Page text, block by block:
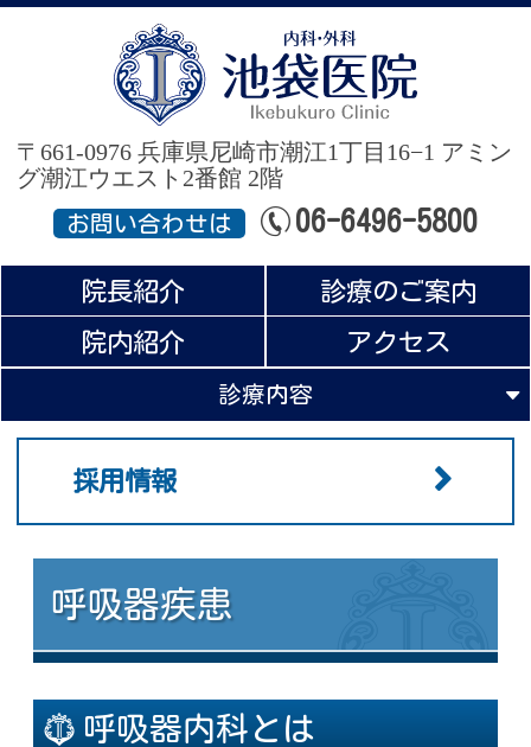
〒661-0976 兵庫県尼崎市潮江1丁目16−1 アミン
グ潮江ウエスト2番館 2階
お問い合わせは 06-6496-5800
院長紹介
診療のご案内
院内紹介
アクセス
診療内容
採用情報
呼吸器疾患
呼吸器内科とは